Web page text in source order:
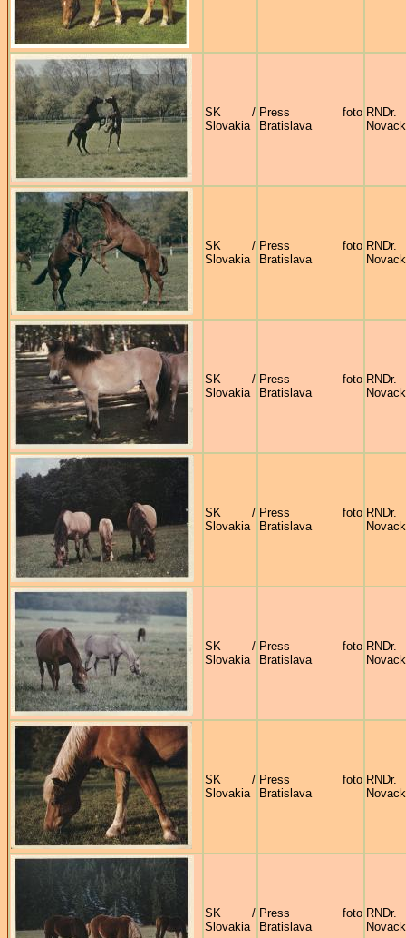
SK /
Slovakia
Press foto
Bratislava
SK /
Slovakia
Press foto
Bratislava
SK /
Slovakia
Press foto
Bratislava
SK /
Slovakia
Press foto
Bratislava
SK /
Slovakia
Press foto
Bratislava
SK /
Slovakia
Press foto
Bratislava
SK /
Slovakia
Press foto
Bratislava